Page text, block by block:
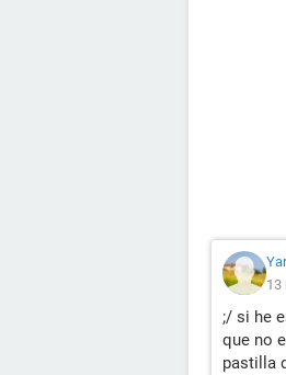
13
;/ si he
que no
pastilla